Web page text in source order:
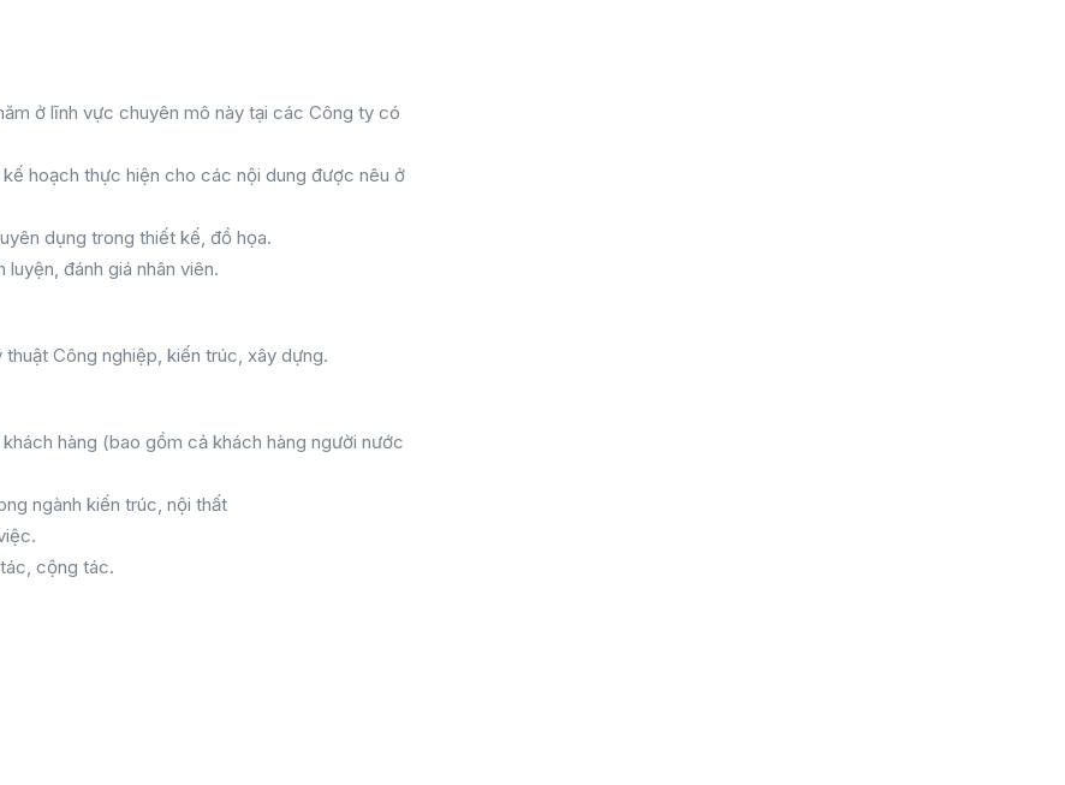
ở lĩnh vực chuyên mô này tại các Công ty có
hoạch thực hiện cho các nội dung được nêu ở
dụng trong thiết kế, đồ họa.
đánh giá nhân viên.
Công nghiệp, kiến trúc, xây dựng.
hàng (bao gồm cả khách hàng người nước
ngành kiến trúc, nội thất
cộng tác.